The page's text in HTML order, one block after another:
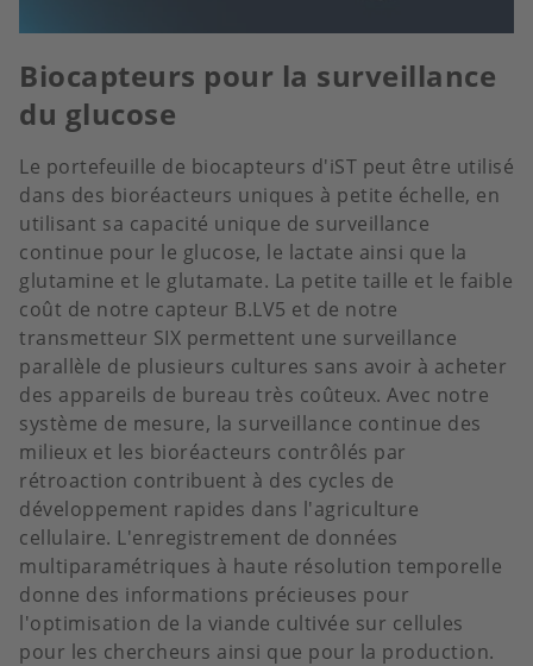
Biocapteurs pour la surveillance
du glucose
Le portefeuille de biocapteurs d'iST peut être utilisé
dans des bioréacteurs uniques à petite échelle, en
utilisant sa capacité unique de surveillance
continue pour le glucose, le lactate ainsi que la
glutamine et le glutamate. La petite taille et le faible
coût de notre capteur B.LV5 et de notre
transmetteur SIX permettent une surveillance
parallèle de plusieurs cultures sans avoir à acheter
des appareils de bureau très coûteux. Avec notre
système de mesure, la surveillance continue des
milieux et les bioréacteurs contrôlés par
rétroaction contribuent à des cycles de
développement rapides dans l'agriculture
cellulaire. L'enregistrement de données
multiparamétriques à haute résolution temporelle
donne des informations précieuses pour
l'optimisation de la viande cultivée sur cellules
pour les chercheurs ainsi que pour la production.